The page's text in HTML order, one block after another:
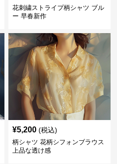
花刺繍ストライプ柄シャツ ブル
ー 早春新作
¥5,200 (税込)
柄シャツ 花柄シフォンブラウス
上品な透け感